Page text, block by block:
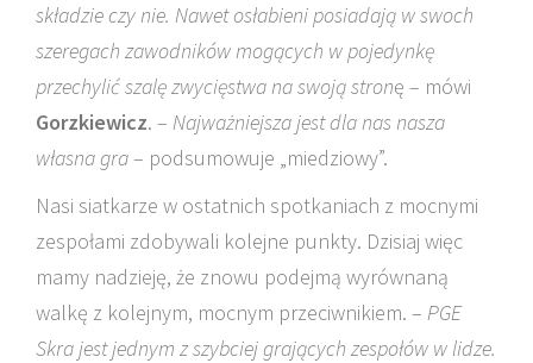
składzie czy nie. Nawet osłabieni posiadają w swoch
szeregach zawodników mogących w pojedynkę
przechylić szalę zwycięstwa na swoją stronę – mówi
Gorzkiewicz. – Najważniejsza jest dla nas nasza
własna gra– podsumowuje „miedziowy”.
Nasi siatkarze w ostatnich spotkaniach z mocnymi
zespołami zdobywali kolejne punkty. Dzisiaj więc
mamy nadzieję, że znowu podejmą wyrównaną
walkę z kolejnym, mocnym przeciwnikiem. – PGE
Skra jest jednym z szybciej grających zespołów w lidze.